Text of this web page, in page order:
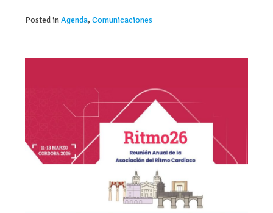
Posted inAgenda,Comunicaciones